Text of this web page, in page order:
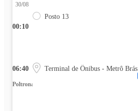
00:10
30/08
Posto 13
06:40 Terminal de Ônibus - Metrô Brás
Poltrona